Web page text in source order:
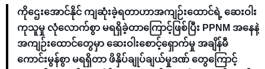
ကိုဌေးအောင်နိုင် ကျဆုံးခဲ့ရတာဟာအကျဉ်းထောင်ရဲ့ ဆေးဝါး
ကုသူမှု လုံလောက်စွာ မရရှိခဲ့တာကြောင့်ဖြစ်ပြီး PPNM အနေနဲ့
အကျဉ်းထောင်တွေမှာ ဆေးဝါးစောင့်ရှောက်မှု အချိန်မီ
ကောင်းမွန်စွာ မရရှိတာ ဖိနှိပ်ချုပ်ချယ်မှုဒဏ် တွေကြောင့်